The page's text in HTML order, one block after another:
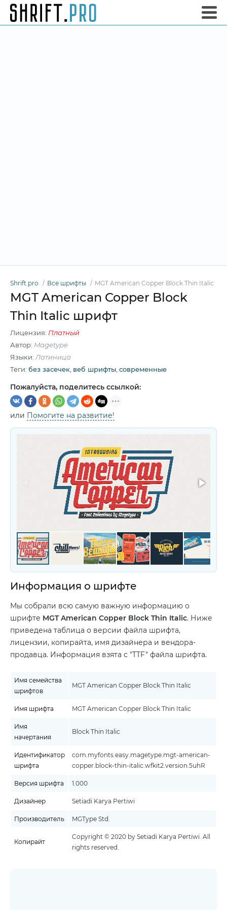
Shrift.pro Все шрифты MGT American Copper Block Thin Italic
MGT American Copper Block
Thin Italic шрифт
Лицензия: Платный
Автор: Magetype
Языки: Латиница
Теги: без засечек веб шрифты современные
Пожалуйста, поделитесь ссылкой:
или Помогите на развитие!
Информация о шрифте
Мы собрали всю самую важную информацию о
шрифте MGT American Copper Block Thin Italic. Ниже
приведена таблица о версии файла шрифта,
лицензии, копирайта, имя дизайнера и вендора-
продавца. Информация взята с "TTF" файла шрифта.
Имя семейства
шрифтов
MGT American Copper Block Thin Italic
Имя шрифта MGT American Copper Block Thin Italic
Имя
начертания
Block Thin Italic
Идентификатор
шрифта
com.myfonts.easy.magetype.mgt-american-
copper.block-thin-italic.wfkit2.version.5uhR
Версия шрифта 1.000
Дизайнер Setiadi Karya Pertiwi
Производитель MGType Std.
Копирайт
Copyright © 2020 by Setiadi Karya Pertiwi. All
rights reserved.